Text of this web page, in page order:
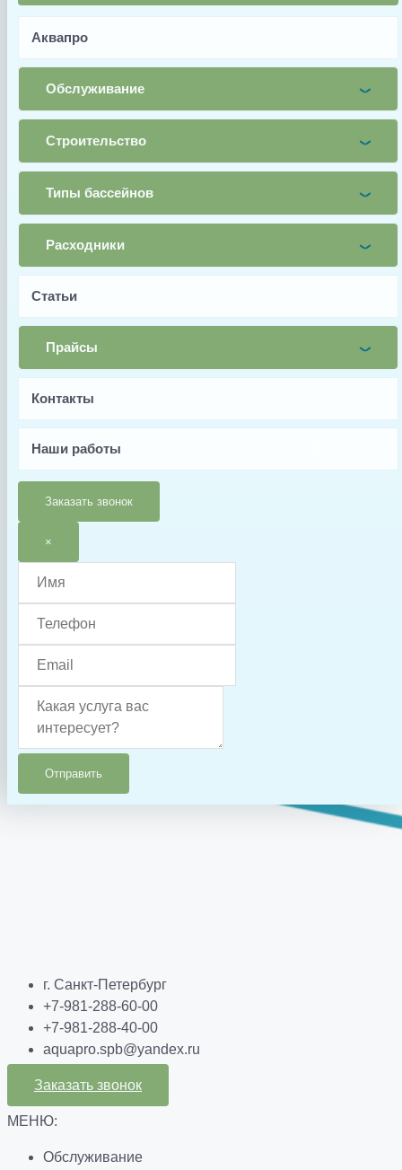
Аквапро
Обслуживание
Строительство
Типы бассейнов
Расходники
Статьи
Прайсы
Контакты
Наши работы
Заказать звонок
×
Отправить
Почта
Телефон
Заявка
Заводской артикул
RCX11208
Hayward
Франция
Тип запчасти
г. Санкт-Петербург
+7-981-288-60-00
+7-981-288-40-00
aquapro.spb@yandex.ru
Заказать звонок
МЕНЮ:
Обслуживание